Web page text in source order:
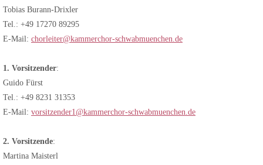
Tobias Burann-Drixler
Tel.: +49 17270 89295
E-Mail: chorleiter@kammerchor-schwabmuenchen.de
1. Vorsitzender:
Guido Fürst
Tel.: +49 8231 31353
E-Mail: vorsitzender1@kammerchor-schwabmuenchen.de
2. Vorsitzende:
Martina Maisterl